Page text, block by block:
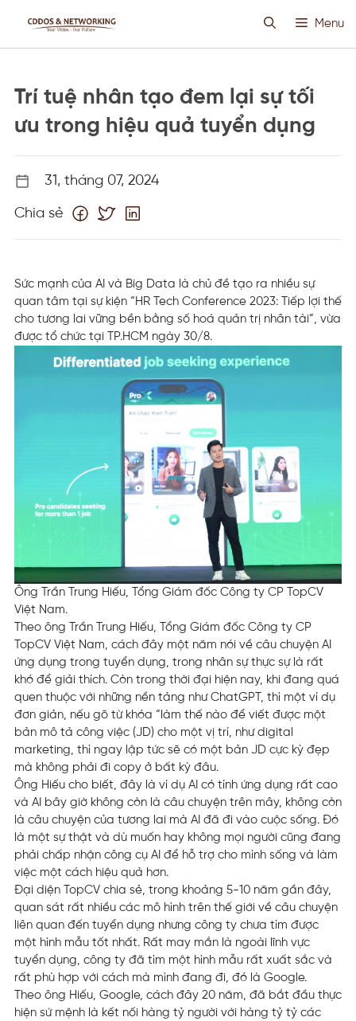
Menu
CLOUD VPS
PROXY CUSTOM
TIN TỨC
Trí tuệ nhân tạo đem lại sự tối
ưu trong hiệu quả tuyển dụng
31, tháng 07, 2024
Chia sẻ
Sức mạnh của AI và Big Data là chủ đề tạo ra nhiều sự
quan tâm tại sự kiện “HR Tech Conference 2023: Tiếp lợi thế
cho tương lai vững bền bằng số hoá quản trị nhân tài”, vừa
được tổ chức tại TP.HCM ngày 30/8.
Ông Trần Trung Hiếu, Tổng Giám đốc Công ty CP TopCV
Việt Nam.
Theo ông Trần Trung Hiếu, Tổng Giám đốc Công ty CP
TopCV Việt Nam, cách đây một năm nói về câu chuyện AI
ứng dụng trong tuyển dụng, trong nhân sự thực sự là rất
khó để giải thích. Còn trong thời đại hiện nay, khi đang quá
quen thuộc với những nền tảng như ChatGPT, thì một ví dụ
đơn giản, nếu gõ từ khóa “làm thế nào để viết được một
bản mô tả công việc (JD) cho một vị trí, như digital
marketing, thì ngay lập tức sẽ có một bản JD cực kỳ đẹp
mà không phải đi copy ở bất kỳ đâu.
Ông Hiếu cho biết, đây là ví dụ AI có tính ứng dụng rất cao
và AI bây giờ không còn là câu chuyện trên mây, không còn
là câu chuyện của tương lai mà AI đã đi vào cuộc sống. Đó
là một sự thật và dù muốn hay không mọi người cũng đang
phải chấp nhận công cụ AI để hỗ trợ cho mình sống và làm
việc một cách hiệu quả hơn.
Đại diện TopCV chia sẻ, trong khoảng 5-10 năm gần đây,
quan sát rất nhiều các mô hình trên thế giới về câu chuyện
liên quan đến tuyển dụng nhưng công ty chưa tìm được
một hình mẫu tốt nhất. Rất may mắn là ngoài lĩnh vực
tuyển dụng, công ty đã tìm một hình mẫu rất xuất sắc và
rất phù hợp với cách mà mình đang đi, đó là Google.
Theo ông Hiếu, Google, cách đây 20 năm, đã bắt đầu thực
hiện sứ mệnh là kết nối hàng tỷ người với hàng tỷ tỷ các